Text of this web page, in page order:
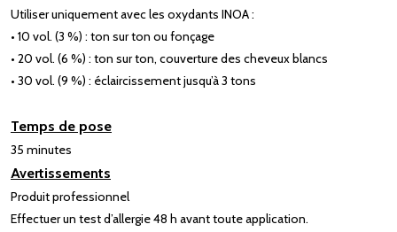
Utiliser uniquement avec les oxydants INOA :
• 10 vol. (3 %) : ton sur ton ou fonçage
• 20 vol. (6 %) : ton sur ton, couverture des cheveux blancs
• 30 vol. (9 %) : éclaircissement jusqu’à 3 tons
Temps de pose
35 minutes
Avertissements
Produit professionnel
Effectuer un test d’allergie 48 h avant toute application.